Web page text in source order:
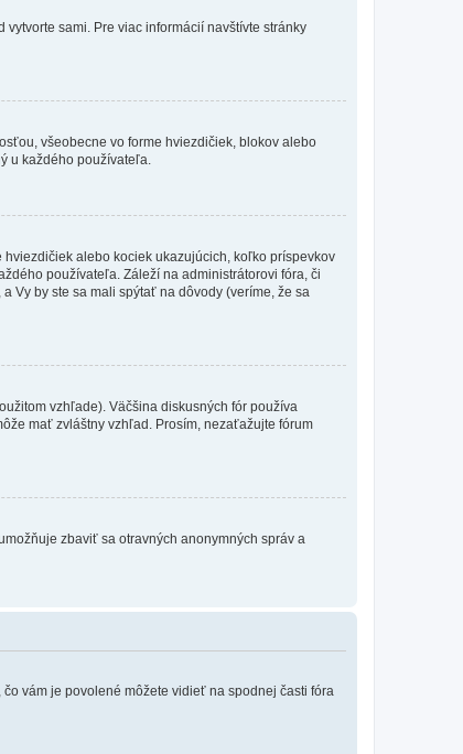
sami. Pre viac informácií navštívte stránky
všeobecne vo forme hviezdičiek, blokov alebo
u každého používateľa.
alebo kociek ukazujúcich, koľko príspevkov
používateľa. Záleží na administrátorovi fóra, či
Vy by ste sa mali spýtať na dôvody (veríme, že sa
vzhľade). Väčšina diskusných fór používa
mať zvláštny vzhľad. Prosím, nezaťažujte fórum
zbaviť sa otravných anonymných správ a
vám je povolené môžete vidieť na spodnej časti fóra